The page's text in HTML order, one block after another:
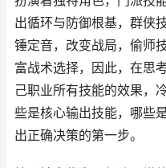
出循环与防御根基，群侠
锤定音，改变战局，偷师
富战术选择，因此，在思
己职业所有技能的效果，
些是核心输出技能，哪些
出正确决策的第一步。